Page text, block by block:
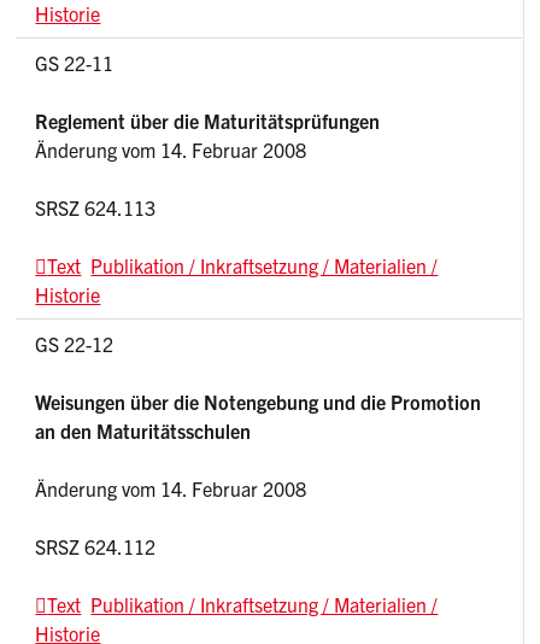
Historie
GS 22-11
Reglement über die Maturitätsprüfungen
Änderung vom 14. Februar 2008
SRSZ 624.113
Text Publikation / Inkraftsetzung / Materialien /
Historie
GS 22-12
Weisungen über die Notengebung und die Promotion
an den Maturitätsschulen
Änderung vom 14. Februar 2008
SRSZ 624.112
Text Publikation / Inkraftsetzung / Materialien /
Historie